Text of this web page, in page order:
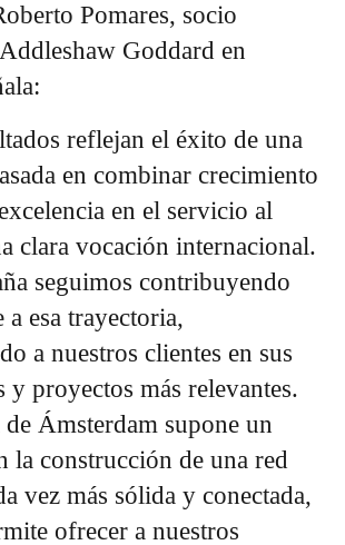
Pomares, socio
Goddard en
reflejan el éxito de una
en combinar crecimiento
en el servicio al
clara vocación internacional.
seguimos contribuyendo
a esa trayectoria,
a nuestros clientes en sus
y proyectos más relevantes.
Ámsterdam supone un
la construcción de una red
vez más sólida y conectada,
ofrecer a nuestros